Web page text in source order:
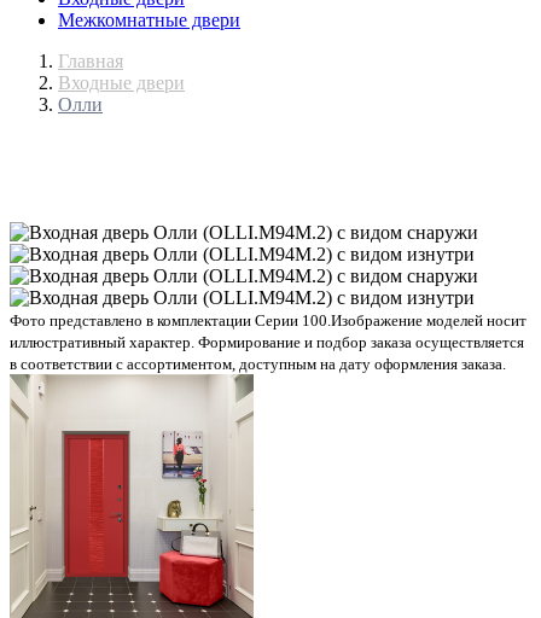
Межкомнатные двери
Главная
Входные двери
Олли
Фото представлено в комплектации Серии 100.Изображение моделей носит
иллюстративный характер. Формирование и подбор заказа осуществляется
в соответствии с ассортиментом, доступным на дату оформления заказа.